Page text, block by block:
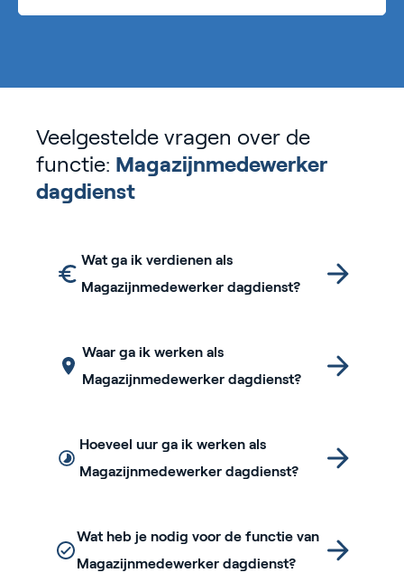
Veelgestelde vragen over de
functie: Magazijnmedewerker
dagdienst
Wat ga ik verdienen als
Magazijnmedewerker dagdienst?
Waar ga ik werken als
Magazijnmedewerker dagdienst?
Hoeveel uur ga ik werken als
Magazijnmedewerker dagdienst?
Wat heb je nodig voor de functie van
Magazijnmedewerker dagdienst?